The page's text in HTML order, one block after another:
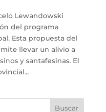
Lewandowski
del programa
Esta propuesta del
llevar un alivio a
y santafesinas. El